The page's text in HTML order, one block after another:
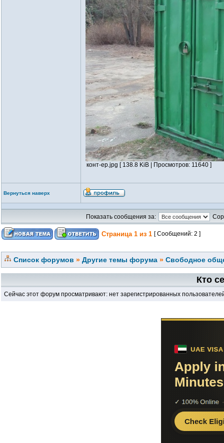
конт-ер.jpg [ 138.8 KiB | Просмотров: 11640 ]
Вернуться наверх
Показать сообщения за:
Страница 1 из 1 [ Сообщений: 2 ]
Список форумов » Другие темы форума » Свободное
Кто
Сейчас этот форум просматривают: нет зарегистрированных